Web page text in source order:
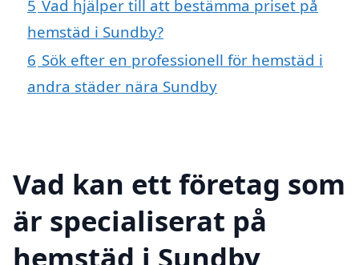
5 Vad hjälper till att bestämma priset på
hemstäd i Sundby?
6 Sök efter en professionell för hemstäd i
andra städer nära Sundby
Vad kan ett företag som
är specialiserat på
hemstäd i Sundby